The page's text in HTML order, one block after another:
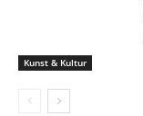
Kunst & Kultur